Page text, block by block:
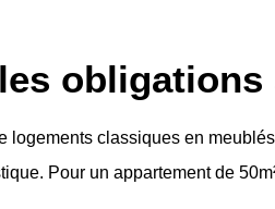
logements classiques en
Pour un appartement de